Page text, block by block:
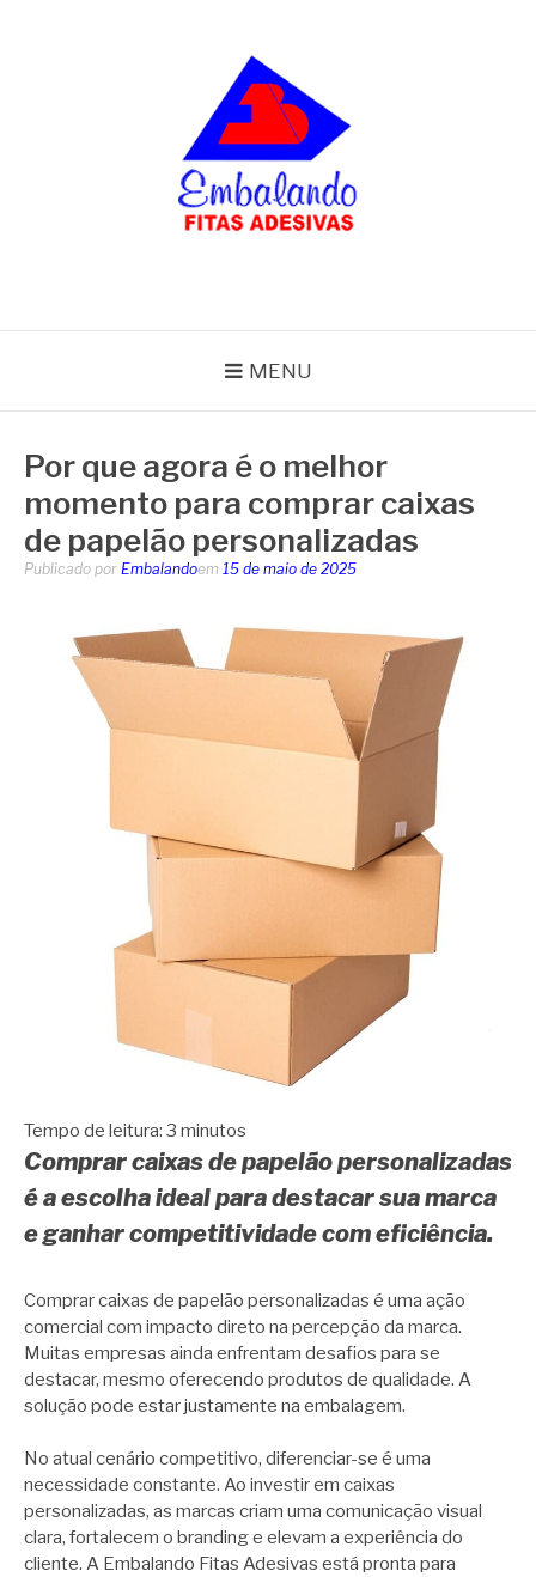
MENU
Por que agora é o melhor
momento para comprar caixas
de papelão personalizadas
Publicado por Embalandoem 15 de maio de 2025
Tempo de leitura: 3 minutos
Comprar caixas de papelão personalizadas
é a escolha ideal para destacar sua marca
e ganhar competitividade com eficiência.
Comprar caixas de papelão personalizadas é uma ação
comercial com impacto direto na percepção da marca.
Muitas empresas ainda enfrentam desafios para se
destacar, mesmo oferecendo produtos de qualidade. A
solução pode estar justamente na embalagem.
No atual cenário competitivo, diferenciar-se é uma
necessidade constante. Ao investir em caixas
personalizadas, as marcas criam uma comunicação visual
clara, fortalecem o branding e elevam a experiência do
cliente. A Embalando Fitas Adesivas está pronta para